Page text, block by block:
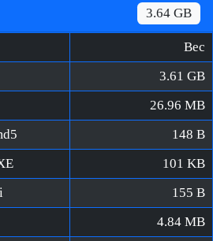
3.64 GB
Вес
3.61 GB
26.96 MB
148 B
101 KB
155 B
4.84 MB